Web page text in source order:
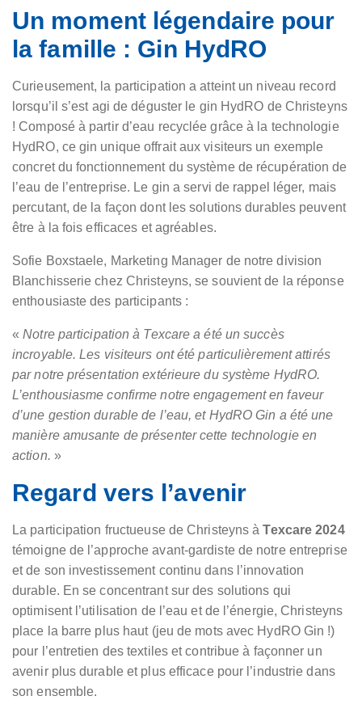
Un moment légendaire pour
la famille : Gin HydRO
Curieusement, la participation a atteint un niveau record
lorsqu’il s’est agi de déguster le gin HydRO de Christeyns
! Composé à partir d’eau recyclée grâce à la technologie
HydRO, ce gin unique offrait aux visiteurs un exemple
concret du fonctionnement du système de récupération de
l’eau de l’entreprise. Le gin a servi de rappel léger, mais
percutant, de la façon dont les solutions durables peuvent
être à la fois efficaces et agréables.
Sofie Boxstaele, Marketing Manager de notre division
Blanchisserie chez Christeyns, se souvient de la réponse
enthousiaste des participants :
«Notre participation à Texcare a été un succès
incroyable. Les visiteurs ont été particulièrement attirés
par notre présentation extérieure du système HydRO.
L’enthousiasme confirme notre engagement en faveur
d’une gestion durable de l’eau, et HydRO Gin a été une
manière amusante de présenter cette technologie en
action. »
Regard vers l’avenir
La participation fructueuse de Christeyns àTexcare 2024
témoigne de l’approche avant-gardiste de notre entreprise
et de son investissement continu dans l’innovation
durable. En se concentrant sur des solutions qui
optimisent l’utilisation de l’eau et de l’énergie, Christeyns
place la barre plus haut (jeu de mots avec HydRO Gin !)
pour l’entretien des textiles et contribue à façonner un
avenir plus durable et plus efficace pour l’industrie dans
son ensemble.